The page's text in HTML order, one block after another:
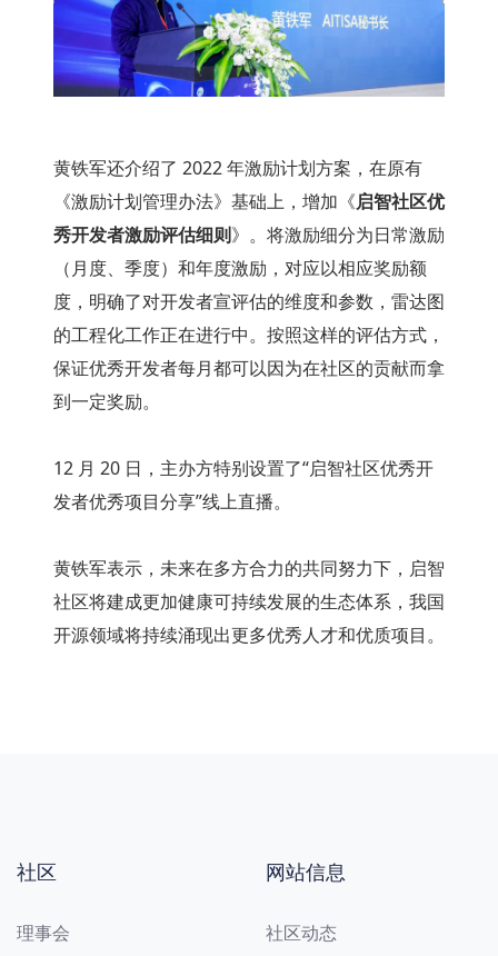
黄铁军还介绍了 2022 年激励计划方案，在原有
《激励计划管理办法》基础上，增加《启智社区优
秀开发者激励评估细则》。将激励细分为日常激励
（月度、季度）和年度激励，对应以相应奖励额
度，明确了对开发者宣评估的维度和参数，雷达图
的工程化工作正在进行中。按照这样的评估方式，
保证优秀开发者每月都可以因为在社区的贡献而拿
到一定奖励。
12 月 20 日，主办方特别设置了“启智社区优秀开
发者优秀项目分享”线上直播。
黄铁军表示，未来在多方合力的共同努力下，启智
社区将建成更加健康可持续发展的生态体系，我国
开源领域将持续涌现出更多优秀人才和优质项目。
社区
理事会
网站信息
社区动态